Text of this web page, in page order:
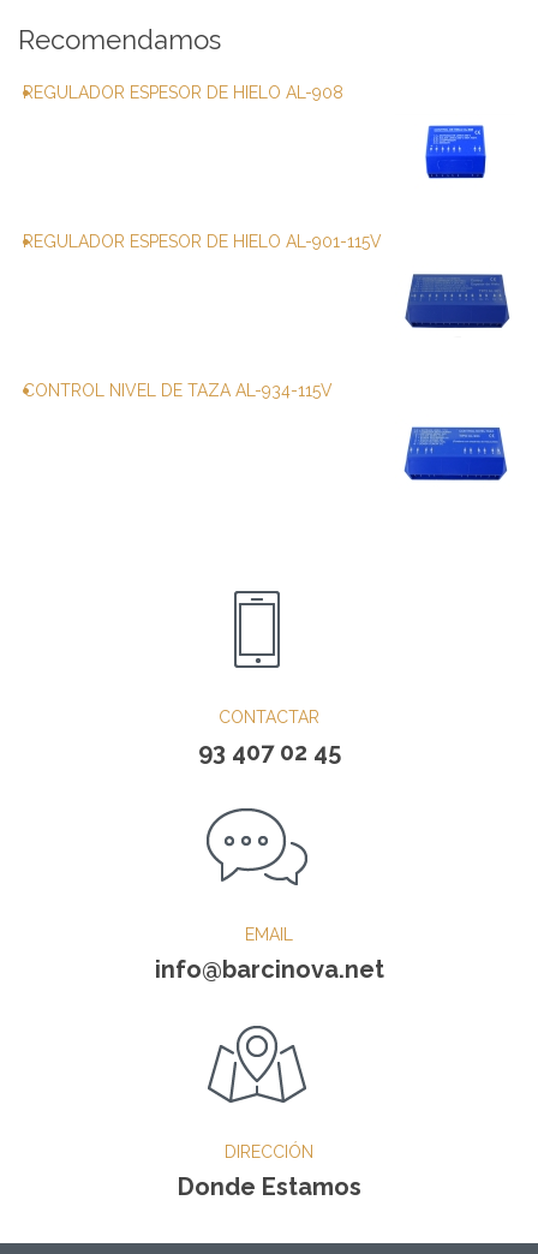
Recomendamos
REGULADOR ESPESOR DE HIELO AL-908
REGULADOR ESPESOR DE HIELO AL-901-115V
CONTROL NIVEL DE TAZA AL-934-115V
CONTACTAR
93 407 02 45
EMAIL
info@barcinova.net
DIRECCIÓN
Donde Estamos